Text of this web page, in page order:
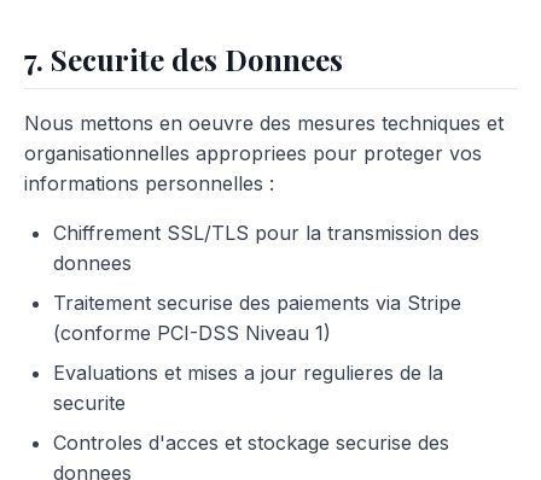
7. Securite des Donnees
Nous mettons en oeuvre des mesures techniques et
organisationnelles appropriees pour proteger vos
informations personnelles :
Chiffrement SSL/TLS pour la transmission des
donnees
Traitement securise des paiements via Stripe
(conforme PCI-DSS Niveau 1)
Evaluations et mises a jour regulieres de la
securite
Controles d'acces et stockage securise des
donnees